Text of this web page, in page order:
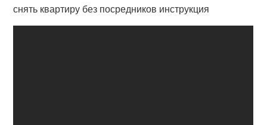
снять квартиру без посредников инструкция